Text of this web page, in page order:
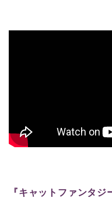
『キャットファンタ